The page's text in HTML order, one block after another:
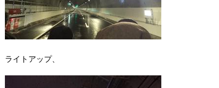
ライトアップ、